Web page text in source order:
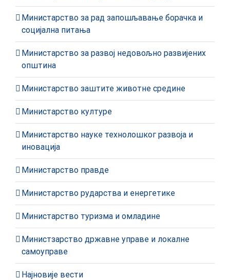
Министарство за рад запошљавање борачка и
социјална питања
Министарство за развој недовољно развијених
општина
Министарство заштите животне средине
Министарство културе
Министарство науке технолошког развоја и
иновација
Министарство правде
Министарство рударства и енергетике
Министарство туризма и омладине
Министзарство државне управе и локалне
самоуправе
Најновије вести